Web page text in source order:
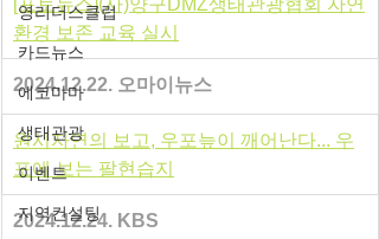
영리더스클럽
카드뉴스
에코마마
생태관광
이벤트
지역컨설팅
환경 보존 교육 실시
2024.12.22. 오마이뉴스
원시자연의 보고, 우포늪이 깨어난다... 우
포에 보는 팔현습지
2024.12.24. KBS